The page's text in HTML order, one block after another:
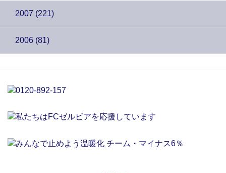
2007 (221)
2006 (81)